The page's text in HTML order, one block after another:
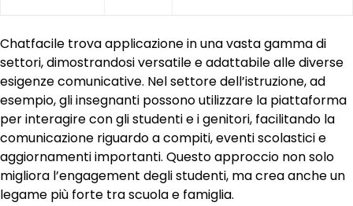
Chatfacile trova applicazione in una vasta gamma di
settori, dimostrandosi versatile e adattabile alle diverse
esigenze comunicative. Nel settore dell’istruzione, ad
esempio, gli insegnanti possono utilizzare la piattaforma
per interagire con gli studenti e i genitori, facilitando la
comunicazione riguardo a compiti, eventi scolastici e
aggiornamenti importanti. Questo approccio non solo
migliora l’engagement degli studenti, ma crea anche un
legame più forte tra scuola e famiglia.